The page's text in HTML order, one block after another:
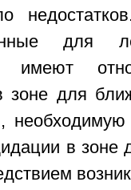
для
имеют
зоне для
в зоне